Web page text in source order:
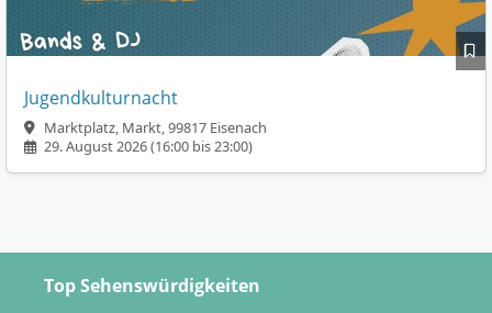
Jugendkulturnacht
Marktplatz, Markt, 99817 Eisenach
29. August 2026 (16:00 bis 23:00)
Top Sehenswürdigkeiten